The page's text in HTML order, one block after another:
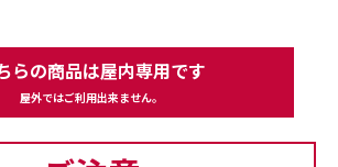
らの商品は屋内専用です
屋外ではご利用出来ません。